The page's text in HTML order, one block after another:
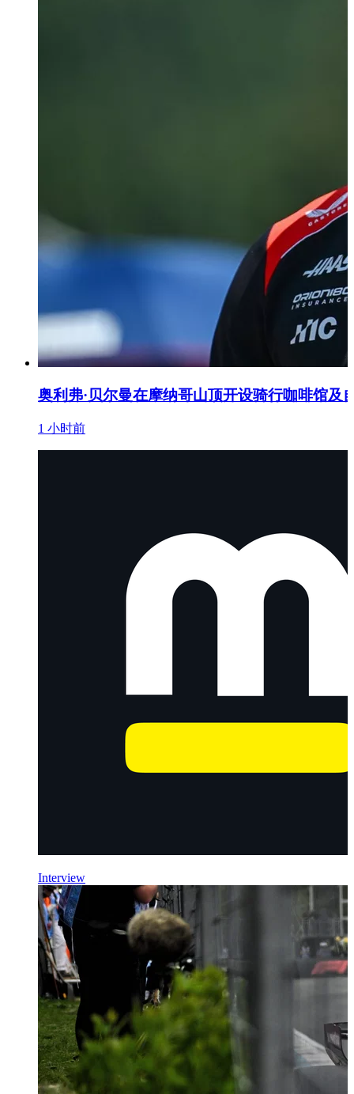
奥利弗·贝尔曼在摩纳哥山顶开设骑行咖啡馆及
1 小时前
Interview